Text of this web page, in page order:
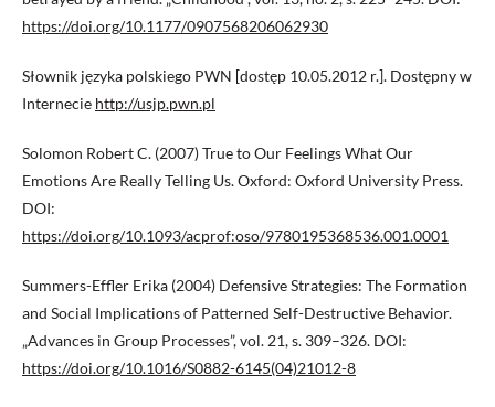
https://doi.org/10.1177/0907568206062930
Słownik języka polskiego PWN [dostęp 10.05.2012 r.]. Dostępny w
Internecie http://usjp.pwn.pl
Solomon Robert C. (2007) True to Our Feelings What Our
Emotions Are Really Telling Us. Oxford: Oxford University Press.
DOI:
https://doi.org/10.1093/acprof:oso/9780195368536.001.0001
Summers-Effler Erika (2004) Defensive Strategies: The Formation
and Social Implications of Patterned Self-Destructive Behavior.
„Advances in Group Processes”, vol. 21, s. 309–326. DOI:
https://doi.org/10.1016/S0882-6145(04)21012-8